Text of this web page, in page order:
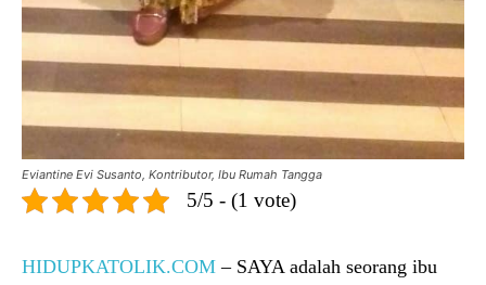
Eviantine Evi Susanto, Kontributor, Ibu Rumah Tangga
5/5 - (1 vote)
HIDUPKATOLIK.COM – SAYA adalah seorang ibu